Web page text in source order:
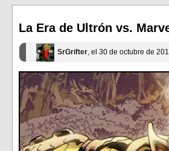
abre
ventana
nueva)
abre
ventana
nueva)
La Era de Ultrón vs.
SrGrifter, el 30 de octubre de